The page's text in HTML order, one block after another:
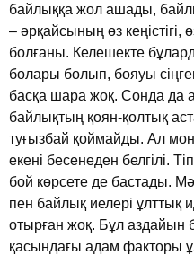
байлыққа жол ашады,
– әрқайсының өз кеңiстiгi,
болғаны. Келешекте
болары болып, бояуы
басқа шара жоқ. Сонда да
байлықтың қоян-қолтық
туғызбай қоймайды. Ал
екенi бесенеден белгiлi.
бой көрсете де бастады.
пен байлық иелерi ұлттық
отырған жоқ. Бұл аздайын
қасындағы адам факторы